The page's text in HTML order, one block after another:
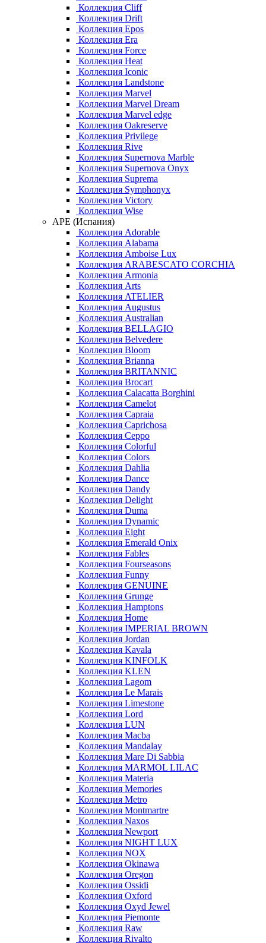
Коллекция Cliff
Коллекция Drift
Коллекция Epos
Коллекция Era
Коллекция Force
Коллекция Heat
Коллекция Iconic
Коллекция Landstone
Коллекция Marvel
Коллекция Marvel Dream
Коллекция Marvel edge
Коллекция Oakreserve
Коллекция Privilege
Коллекция Rive
Коллекция Supernova Marble
Коллекция Supernova Onyx
Коллекция Suprema
Коллекция Symphonyx
Коллекция Victory
Коллекция Wise
APE (Испания)
Коллекция Adorable
Коллекция Alabama
Коллекция Amboise Lux
Коллекция ARABESCATO CORCHIA
Коллекция Armonia
Коллекция Arts
Коллекция ATELIER
Коллекция Augustus
Коллекция Australian
Коллекция BELLAGIO
Коллекция Belvedere
Коллекция Bloom
Коллекция Brianna
Коллекция BRITANNIC
Коллекция Brocart
Коллекция Calacatta Borghini
Коллекция Camelot
Коллекция Capraia
Коллекция Caprichosa
Коллекция Ceppo
Коллекция Colorful
Коллекция Colors
Коллекция Dahlia
Коллекция Dance
Коллекция Dandy
Коллекция Delight
Коллекция Duma
Коллекция Dynamic
Коллекция Eight
Коллекция Emerald Onix
Коллекция Fables
Коллекция Fourseasons
Коллекция Funny
Коллекция GENUINE
Коллекция Grunge
Коллекция Hamptons
Коллекция Home
Коллекция IMPERIAL BROWN
Коллекция Jordan
Коллекция Kavala
Коллекция KINFOLK
Коллекция KLEN
Коллекция Lagom
Коллекция Le Marais
Коллекция Limestone
Коллекция Lord
Коллекция LUN
Коллекция Macba
Коллекция Mandalay
Коллекция Mare Di Sabbia
Коллекция MARMOL LILAC
Коллекция Materia
Коллекция Memories
Коллекция Metro
Коллекция Montmartre
Коллекция Naxos
Коллекция Newport
Коллекция NIGHT LUX
Коллекция NOX
Коллекция Okinawa
Коллекция Oregon
Коллекция Ossidi
Коллекция Oxford
Коллекция Oxyd Jewel
Коллекция Piemonte
Коллекция Raw
Коллекция Rivalto